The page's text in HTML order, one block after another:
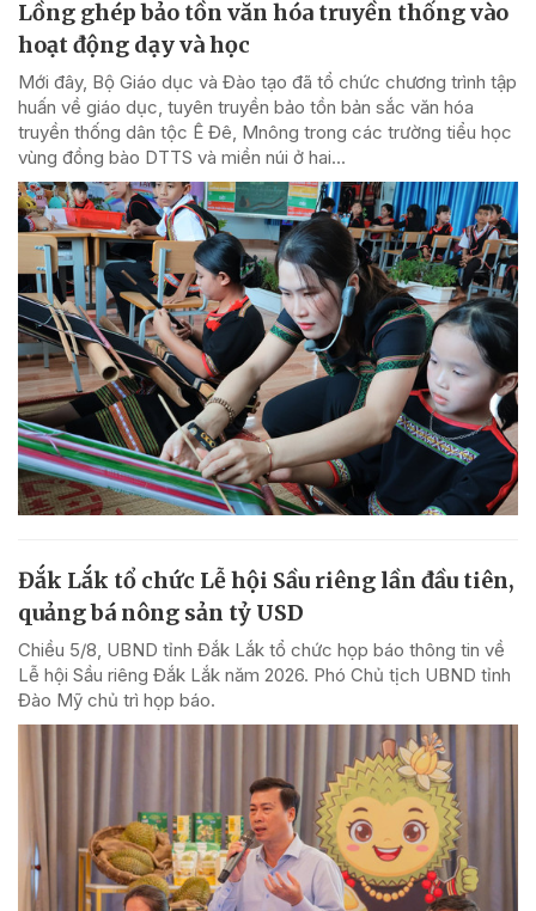
Lồng ghép bảo tồn văn hóa truyền thống vào
hoạt động dạy và học
Mới đây, Bộ Giáo dục và Đào tạo đã tổ chức chương trình tập
huấn về giáo dục, tuyên truyền bảo tồn bản sắc văn hóa
truyền thống dân tộc Ê Đê, Mnông trong các trường tiểu học
vùng đồng bào DTTS và miền núi ở hai...
Đắk Lắk tổ chức Lễ hội Sầu riêng lần đầu tiên,
quảng bá nông sản tỷ USD
Chiều 5/8, UBND tỉnh Đắk Lắk tổ chức họp báo thông tin về
Lễ hội Sầu riêng Đắk Lắk năm 2026. Phó Chủ tịch UBND tỉnh
Đào Mỹ chủ trì họp báo.